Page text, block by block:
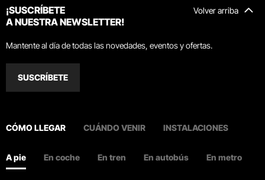
Volver arriba
¡SUSCRÍBETE
A NUESTRA NEWSLETTER!
Mantente al día de todas las novedades, eventos y ofertas.
SUSCRÍBETE
CÓMO LLEGAR CUÁNDO VENIR INSTALACIONES
A pie En coche En tren En autobús En metro